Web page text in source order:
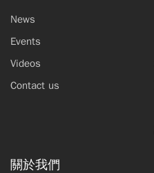
News
Events
Videos
Contact us
關於我們